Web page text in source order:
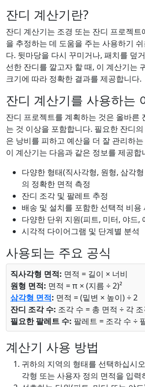
잔디 계산기란?
잔디 계산기는 조경 또는 잔디 프로젝
을 추정하는 데 도움을 주는 사용하기
다. 뒷마당을 다시 꾸미거나, 패치를 덮
선한 잔디를 깔고자 할 때, 이 계산기는
크기에 따라 정확한 결과를 제공합니다.
잔디 계산기를 사용하는
잔디 프로젝트를 계획하는 것은 올바른
는 것 이상을 포함합니다. 필요한 잔디
은 낭비를 피하고 예산을 더 잘 관리하
이 계산기는 다음과 같은 정보를 제공합
다양한 형태(직사각형, 원형, 삼각
의 정확한 면적 측정
잔디 조각 및 팔레트 추정
배송 및 설치를 포함한 선택적 비용
다양한 단위 지원(피트, 미터, 야드,
시각적 다이어그램 및 단계별 분석
사용되는 주요 공식
직사각형 면적: 면적 = 길이 × 너비
원형 면적: 면적 = π × (지름 ÷ 2)²
삼각형 면적: 면적 = (밑변 × 높이) ÷ 2
잔디 조각 수: 조각 수 = 총 면적 ÷ 각
필요한 팔레트 수: 팔레트 = 조각 수 ÷
계산기 사용 방법
귀하의 지역의 형태를 선택하십시
각형 또는 사용자 정의 면적을 입력